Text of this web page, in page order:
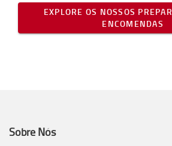
EXPLORE OS NOSSOS
ENCOMENDAS
Sobre Nós